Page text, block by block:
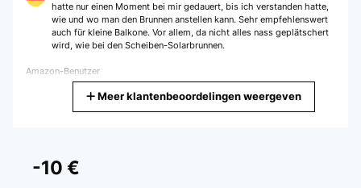
hatte nur einen Moment bei mir gedauert, bis ich verstanden hatte,
wie und wo man den Brunnen anstellen kann. Sehr empfehlenswert
auch für kleine Balkone. Vor allem, da nicht alles nass geplätschert
wird, wie bei den Scheiben-Solarbrunnen.
Amazon-Benutzer
Meer klantenbeoordelingen weergeven
-10 €